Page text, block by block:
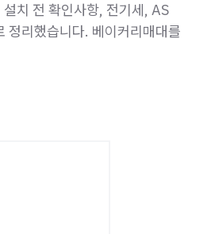
치 전 확인사항, 전기세, AS
정리했습니다. 베이커리매대를